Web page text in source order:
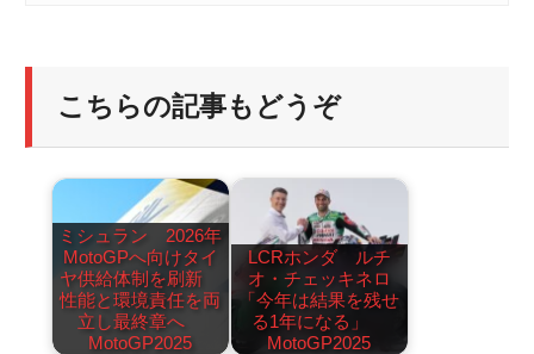
こちらの記事もどうぞ
ミシュラン 2026年
MotoGPへ向けタイ
ヤ供給体制を刷新
性能と環境責任を両
立し最終章へ
MotoGP2025
LCRホンダ ルチ
オ・チェッキネロ
「今年は結果を残せ
る1年になる」
MotoGP2025